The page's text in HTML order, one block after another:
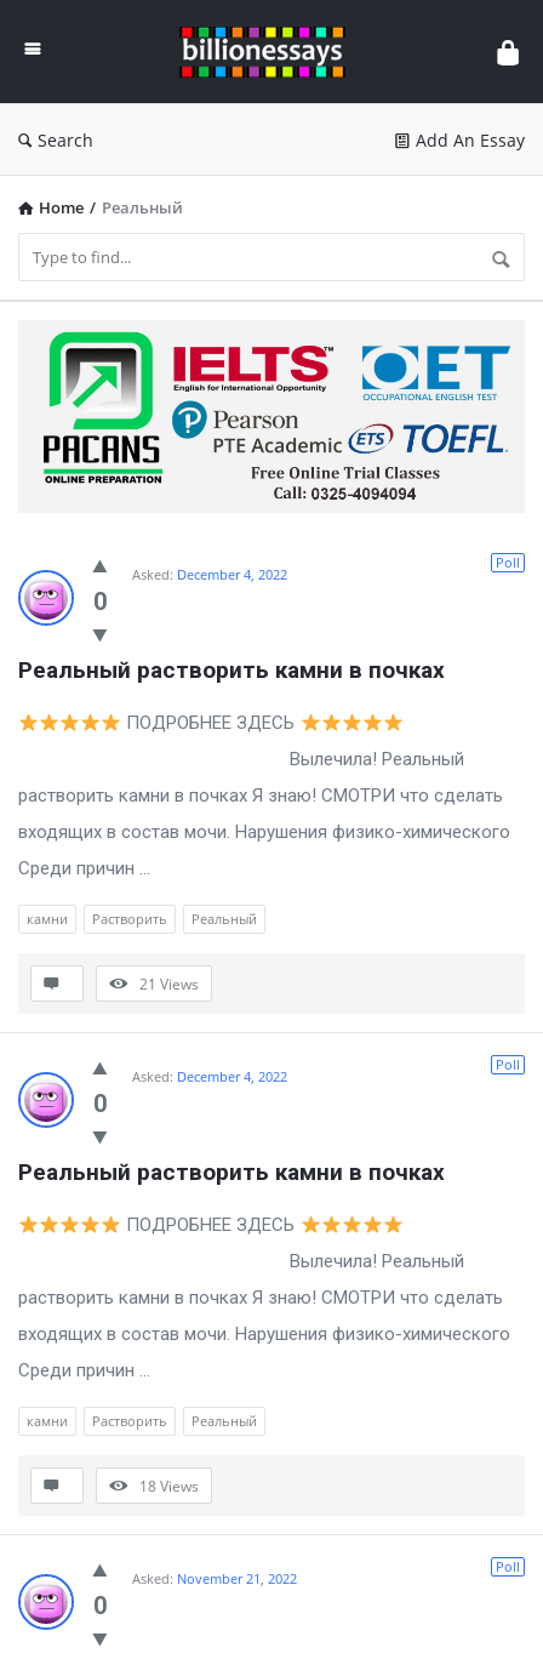
Essays
Search Add An Essay
Home / Реальный
Billion
Essays
Latest
Questions
0
Poll
Asked: December 4, 2022
Реальный растворить камни в почках
ПОДРОБНЕЕ ЗДЕСЬ
Вылечила! Реальный
растворить камни в почках Я знаю! СМОТРИ что сделать
входящих в состав мочи. Нарушения физико-химического
Среди причин ...
камни Растворить Реальный
21 Views
0
Poll
Asked: December 4, 2022
Реальный растворить камни в почках
ПОДРОБНЕЕ ЗДЕСЬ
Вылечила! Реальный
растворить камни в почках Я знаю! СМОТРИ что сделать
входящих в состав мочи. Нарушения физико-химического
Среди причин ...
камни Растворить Реальный
18Views
0
Poll
Asked: November 21, 2022